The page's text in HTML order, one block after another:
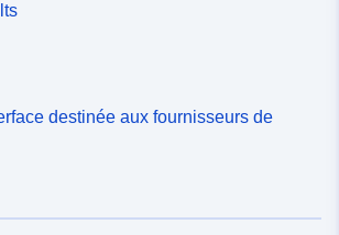
destinée aux fournisseurs de